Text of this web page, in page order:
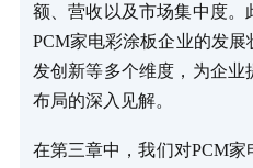
额、营收以及市场集中度
PCM家电彩涂板企业的发
发创新等多个维度，为企
布局的深入见解。
在第三章中，我们对PCM